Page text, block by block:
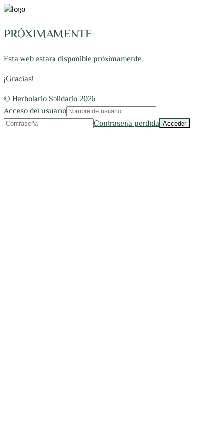
PRÓXIMAMENTE
Esta web estará disponible próximamente.
¡Gracias!
© Herbolario Solidario 2026
Acceso del usuario
Contraseña perdida